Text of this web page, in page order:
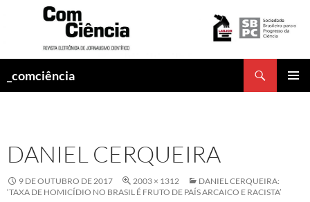
_comciência
DANIEL CERQUEIRA
9 DE OUTUBRO DE 2017 2003 × 1312
DANIEL CERQUEIRA:
‘TAXA DE HOMICÍDIO NO BRASIL É FRUTO DE PAÍS ARCAICO E RACISTA’